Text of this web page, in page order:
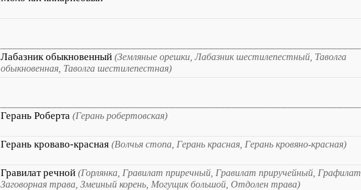
Лабазник обыкновенный (Земляные орешки, Лабазник шестилепестный, Таволга
обыкновенная, Таволга шестилепестная)
Герань Роберта (Герань робертовская)
Герань кроваво-красная (Волчья стопа, Герань красная, Герань кровяно-красная)
Гравилат речной (Горлянка, Гравилат приречный, Гравилат приручейный, Графилат,
Заговорная трава, Змеиный корень, Могущик большой, Отдолен трава)